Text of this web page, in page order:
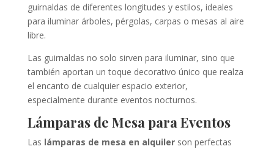
guirnaldas de diferentes longitudes y estilos, ideales
para iluminar árboles, pérgolas, carpas o mesas al aire
libre.
Las guirnaldas no solo sirven para iluminar, sino que
también aportan un toque decorativo único que realza
el encanto de cualquier espacio exterior,
especialmente durante eventos nocturnos.
Lámparas de Mesa para Eventos
Las lámparas de mesa en alquilerson perfectas